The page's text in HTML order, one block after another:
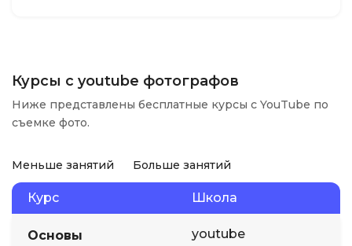
Курсы с youtube фотографов
Ниже представлены бесплатные курсы с YouTube по
съемке фото.
Меньше занятий Больше занятий
Курс Школа
Основы
youtube